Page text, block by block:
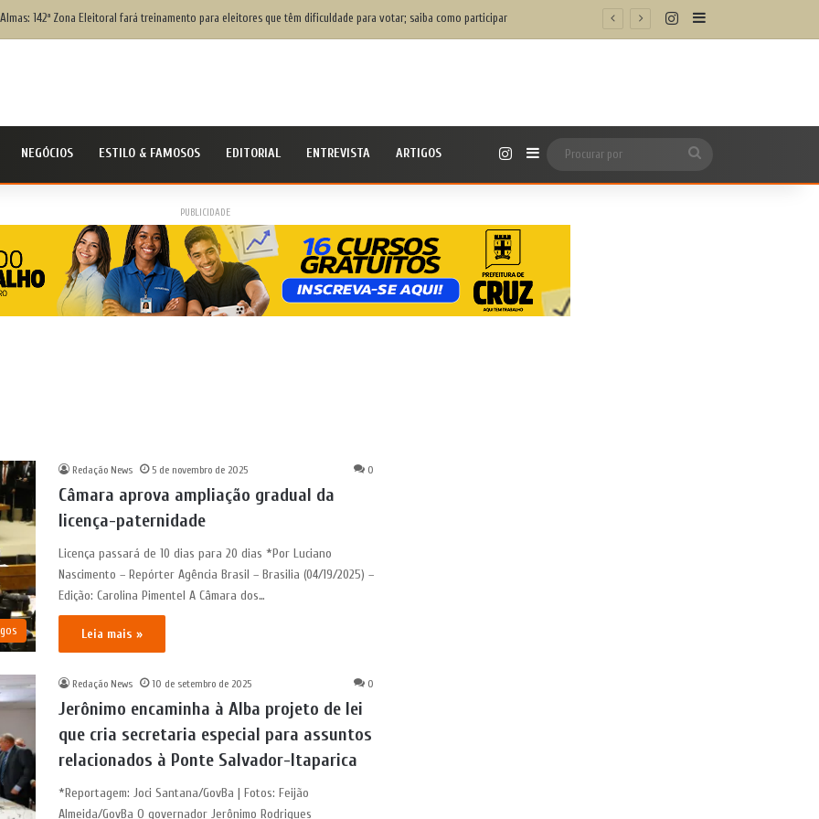
142ª Zona Eleitoral fará treinamento para eleitores que têm dificuldade para votar; saiba como participar InstagramBarra Lateral
NEGÓCIOS ESTILO & FAMOSOS EDITORIAL ENTREVISTA ARTIGOS InstagramBarra Lateral
por
PUBLICIDADE
Redação News 5 de novembro de 2025 0
Câmara aprova ampliação gradual da
licença-paternidade
Licença passará de 10 dias para 20 dias *Por Luciano
Nascimento – Repórter Agência Brasil – Brasilia (04/19/2025) –
Edição: Carolina Pimentel A Câmara dos…
Leia mais »
Redação News 10 de setembro de 2025 0
Jerônimo encaminha à Alba projeto de lei
que cria secretaria especial para assuntos
relacionados à Ponte Salvador-Itaparica
*Reportagem: Joci Santana/GovBa | Fotos: Feijão
Almeida/GovBa O governador Jerônimo Rodrigues